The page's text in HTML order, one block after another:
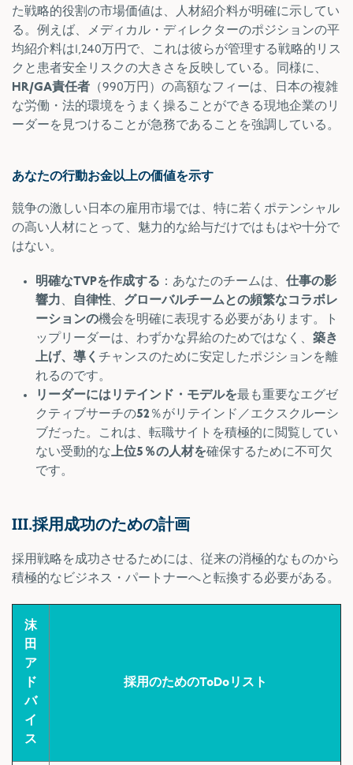
た戦略的役割の市場価値は、人材紹介料が明確に示してい
る。例えば、
メディカル・ディレクターのポジションの平
均紹介料は 1,240万円 で、これは彼らが管理する戦略的リス
クと患者安全リスクの大きさを反映している。同様に、
HR/GA責任者 （990万円）の高額なフィーは、日本の複雑
な労働・法的環境をうまく操ることができる現地企業のリ
ーダーを見つけることが急務であることを強調している。
あなたの行動お金以上の価値を示す
競争の激しい日本の雇用市場では、特に若くポテンシャル
の高い人材にとって、魅力的な給与だけではもはや十分で
はない。
明確なTVPを作成する ：あなたのチームは、 仕事の影
響力 、 自律性、 グローバルチームとの頻繁なコラボレ
ーションの機会を明確に表現する必要があります。ト
ップリーダーは、わずかな昇給のためではなく、 築き
上げ、導く チャンスのために安定したポジションを離
れるのです。
リーダーにはリテインド・モデルを最も重要なエグゼ
クティブサーチの52 ％がリテインド／エクスクルーシ
ブだった。これは、転職サイトを積極的に閲覧してい
ない受動的な上位5％の人材を確保するために不可欠
です。
III.採用成功のための計画
採用戦略を成功させるためには、従来の消極的なものから
積極的なビジネス・パートナーへと転換する必要がある。
沫
田
ア
ド
バ
イ
ス
採用のためのToDoリスト